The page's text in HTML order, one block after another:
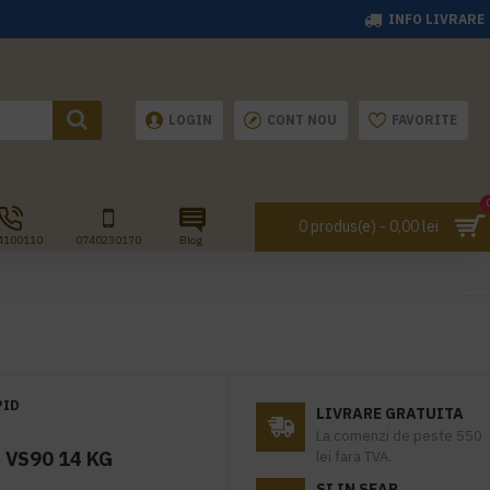
INFO LIVRARE
LOGIN CONT NOU FAVORITE
0740230170 Blog
0 produs(e) - 0,00 lei
VS90 14 KG
LIVRARE GRATUITA
La comenzi de peste 550
lei fara TVA.